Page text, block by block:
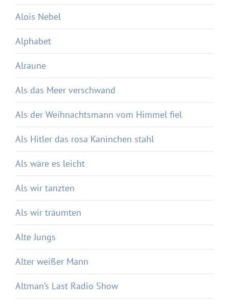
Alois Nebel
Alphabet
Alraune
Als das Meer verschwand
Als der Weihnachtsmann vom Himmel fiel
Als Hitler das rosa Kaninchen stahl
Als wäre es leicht
Als wir tanzten
Als wir träumten
Alte Jungs
Alter weißer Mann
Altman’s Last Radio Show